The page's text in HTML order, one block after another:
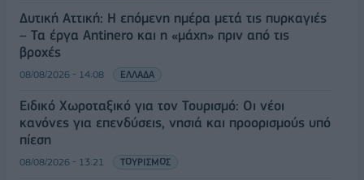
Δυτική Αττική: Η επόμενη ημέρα μετά τις πυρκαγιές
– Τα έργα Antinero και η «μάχη» πριν από τις
βροχές
08/08/2026 - 14:08 ΕΛΛΑΔΑ
Ειδικό Χωροταξικό για τον Τουρισμό: Οι νέοι
κανόνες για επενδύσεις, νησιά και προορισμούς υπό
πίεση
08/08/2026 - 13:21 ΤΟΥΡΙΣΜΟΣ